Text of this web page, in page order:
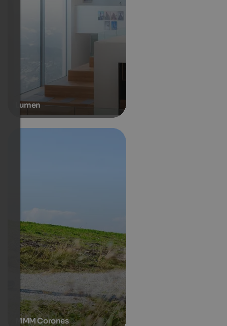
Lumen
MMM Corones